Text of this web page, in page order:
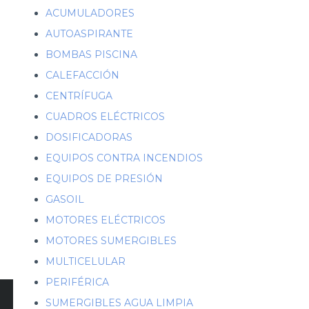
ACUMULADORES
AUTOASPIRANTE
BOMBAS PISCINA
CALEFACCIÓN
CENTRÍFUGA
CUADROS ELÉCTRICOS
DOSIFICADORAS
EQUIPOS CONTRA INCENDIOS
EQUIPOS DE PRESIÓN
GASOIL
MOTORES ELÉCTRICOS
MOTORES SUMERGIBLES
MULTICELULAR
PERIFÉRICA
SUMERGIBLES AGUA LIMPIA